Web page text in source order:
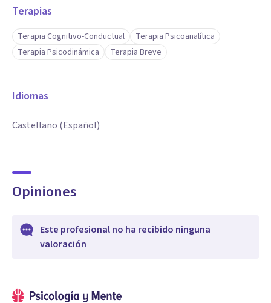
Terapias
Terapia Cognitivo-Conductual
Terapia Psicoanalítica
Terapia Psicodinámica
Terapia Breve
Idiomas
Castellano (Español)
Opiniones
Este profesional no ha recibido ninguna
valoración